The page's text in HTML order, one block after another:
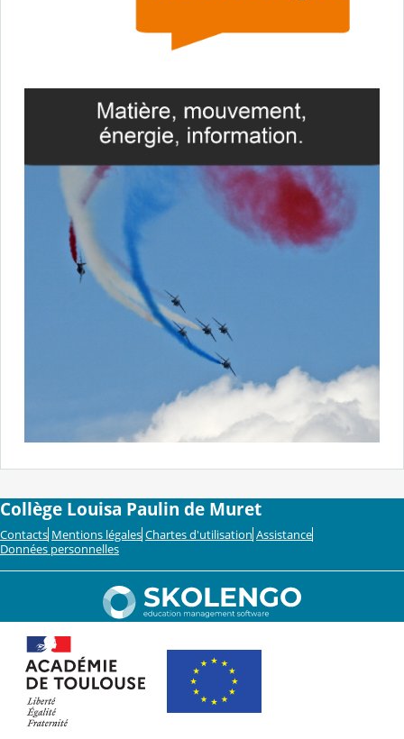
Collège Louisa Paulin de Muret
Contacts Mentions légales Chartes d'utilisation Assistance
Données personnelles